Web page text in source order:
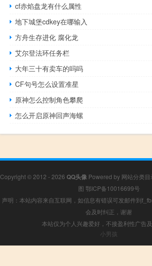
cf赤焰盘龙有什么属性
地下城堡cdkey在哪输入
方舟生存进化 腐化龙
艾尔登法环任务栏
大年三十有卖车的吗吗
CF句号怎么设置准星
原神怎么控制角色攀爬
怎么开启原神回声海螺
Copyright © 2012 - 2026 QQ头像 Powered by 网站分类目
图 鄂ICP备10016699号
声明：本站内容来自互联网，如信息有错误可发邮件到
会及时纠正，谢谢
本站仅为个人兴趣爱好，不接盈利性广告
小男孩